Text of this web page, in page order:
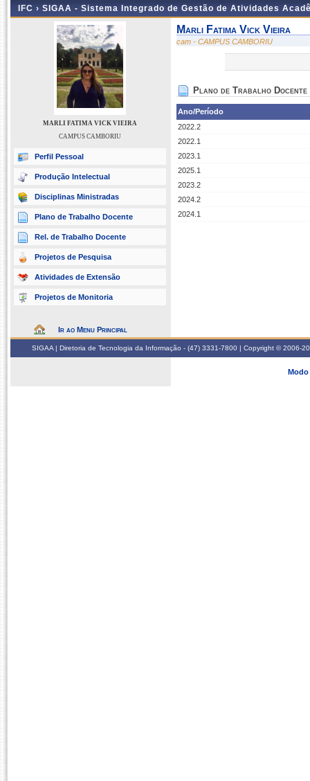
IFC › SIGAA - Sistema Integrado de Gestão de Atividades
MARLI FATIMA VICK VIEIRA
CAMPUS CAMBORIU
Perfil Pessoal
Produção Intelectual
Disciplinas Ministradas
Plano de Trabalho Docente
Rel. de Trabalho Docente
Projetos de Pesquisa
Atividades de Extensão
Projetos de Monitoria
Ir ao Menu Principal
Marli Fatima Vick Vieira
cam - CAMPUS CAMBORIU
Plano de Trabalho Docente
Ano/Período
2022.2
2022.1
2023.1
2025.1
2023.2
2024.2
2024.1
SIGAA | Diretoria de Tecnologia da Informação - (47) 3331-7800 | Copyright © 2006-
Modo